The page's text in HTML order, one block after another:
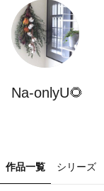
Na-onlyU🌻
作品一覧 シリーズ